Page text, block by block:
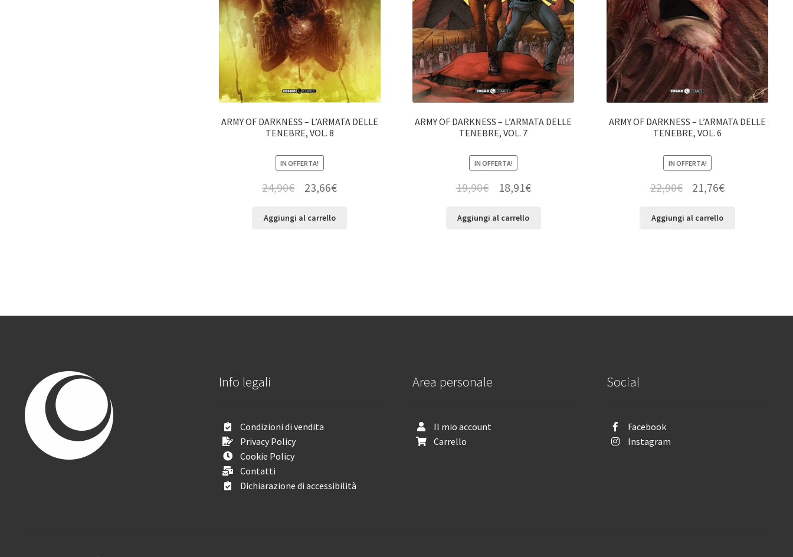
ARMY OF DARKNESS – L’ARMATA DELLE
TENEBRE, VOL. 8
IN OFFERTA!
24,90€ 23,66€
Aggiungi al carrello
ARMY OF DARKNESS – L’ARMATA DELLE
TENEBRE, VOL. 7
IN OFFERTA!
19,90€ 18,91€
Aggiungi al carrello
ARMY OF DARKNESS – L’ARMATA DELLE
TENEBRE, VOL. 6
IN OFFERTA!
22,90€ 21,76€
Aggiungi al carrello
Info legali
Condizioni di vendita
Privacy Policy
Cookie Policy
Contatti
Dichiarazione di accessibilità
Area personale
Il mio account
Carrello
Social
Facebook
Instagram